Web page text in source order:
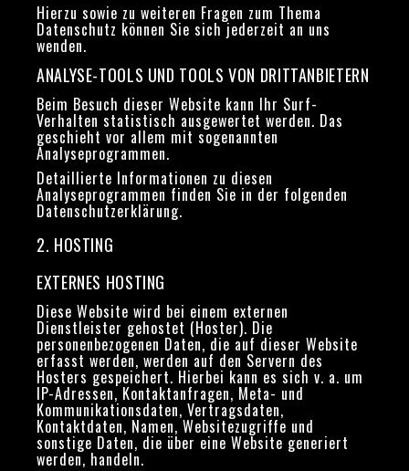
Hierzu sowie zu weiteren Fragen zum Thema
Datenschutz können Sie sich jederzeit an uns
wenden.
ANALYSE-TOOLS UND TOOLS VON DRITT­ANBIETERN
Beim Besuch dieser Website kann Ihr Surf-
Verhalten statistisch ausgewertet werden. Das
geschieht vor allem mit sogenannten
Analyseprogrammen.
Detaillierte Informationen zu diesen
Analyseprogrammen finden Sie in der folgenden
Datenschutzerklärung.
2. HOSTING
EXTERNES HOSTING
Diese Website wird bei einem externen
Dienstleister gehostet (Hoster). Die
personenbezogenen Daten, die auf dieser Website
erfasst werden, werden auf den Servern des
Hosters gespeichert. Hierbei kann es sich v. a. um
IP-Adressen, Kontaktanfragen, Meta- und
Kommunikationsdaten, Vertragsdaten,
Kontaktdaten, Namen, Websitezugriffe und
sonstige Daten, die über eine Website generiert
werden, handeln.